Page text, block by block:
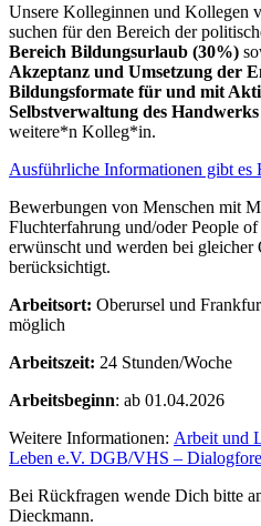
Unsere Kolleginnen und Kollegen
suchen für den Bereich der
Bereich Bildungsurlaub (30%)
Akzeptanz und Umsetzung der
Bildungsformate für und mit
Selbstverwaltung des
weitere*n Kolleg*in.
Ausführliche Informationen gibt es
Bewerbungen von Menschen mit
Fluchterfahrung und/oder People
erwünscht und werden bei
berücksichtigt.
Arbeitsort: Oberursel und
möglich
Arbeitszeit: 24 Stunden/Woche
Arbeitsbeginn: ab 01.04.2026
Weitere Informationen: Arbeit und
Leben e.V. DGB/VHS –
Bei Rückfragen wende Dich bitte
Dieckmann.